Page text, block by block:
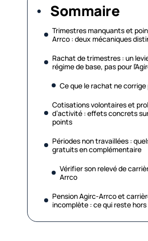
Sommaire
Trimestres manquants et
Arrco : deux mécaniques
Rachat de trimestres : un
régime de base, pas pour
Ce que le rachat ne corrige
Cotisations volontaires et
d’activité : effets concrets
points
Périodes non travaillées :
gratuits en complémentaire
Vérifier son relevé de
Arrco
Pension Agirc-Arrco et
incomplète : ce qui reste